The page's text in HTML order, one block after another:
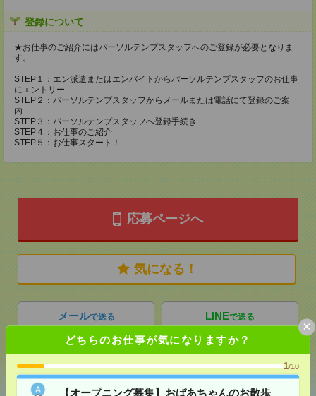
どちらのお仕事が気になりますか？
1/10
【オープニング募集】おばあちゃんのお散歩
×
登録について
★お仕事のご紹介にはパーソルテンプスタッフへのご登録が必要となりま
す。
STEP１：エン派遣またはエンバイトからパーソルテンプスタッフのお仕事
にエントリー
STEP２：パーソルテンプスタッフからメールまたは電話にて登録のご案
内
STEP３：パーソルテンプスタッフへ登録手続き
STEP４：お仕事のご紹介
STEP５：お仕事スタート！
応募ページへ
気になる！
メールで送る LINEで送る
シェア ツイート ブックマーク